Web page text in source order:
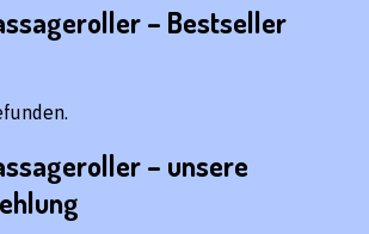
– Bestseller
– unsere